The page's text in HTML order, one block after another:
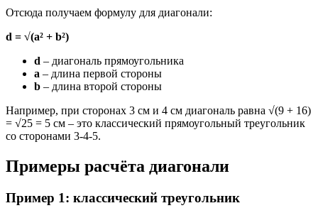
Отсюда получаем формулу для диагонали:
d = √(a² + b²)
d – диагональ прямоугольника
a – длина первой стороны
b – длина второй стороны
Например, при сторонах 3 см и 4 см диагональ равна √(9 + 16)
= √25 = 5 см – это классический прямоугольный треугольник
со сторонами 3-4-5.
Примеры расчёта диагонали
Пример 1: классический треугольник